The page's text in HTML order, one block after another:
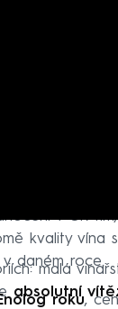
v ČR
kvality
daném roce.
malá
absolutní
roku,